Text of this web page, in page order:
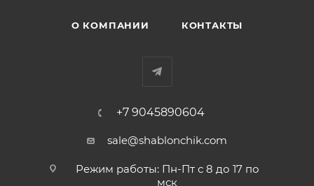
О КОМПАНИИ КОНТАКТЫ
+7 9045890604
sale@shablonchik.com
Режим работы: Пн-Пт с 8 до 17 по
мск